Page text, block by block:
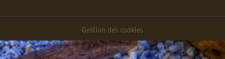
Gestion des cookies